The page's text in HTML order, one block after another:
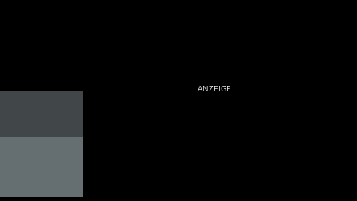
ANZEIGE